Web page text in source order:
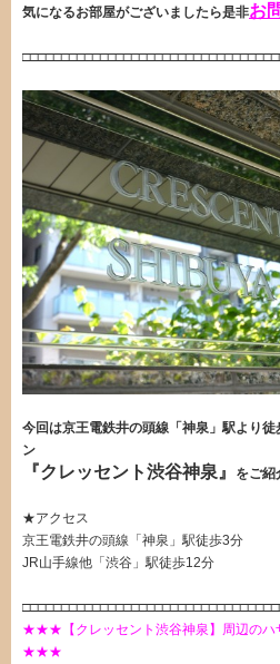
気になるお部屋がございましたら是非お
今回は京王電鉄井の頭線「神泉」駅より徒
ン
『クレッセント渋谷神泉』 をご紹
★アクセス
京王電鉄井の頭線「神泉」駅徒歩3分
JR山手線他「渋谷」駅徒歩12分
★★★【クレッセント渋谷神泉】周辺のハ
★★★